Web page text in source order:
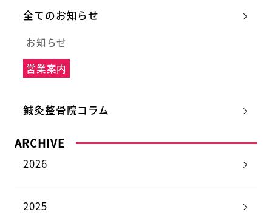
全てのお知らせ
お知らせ
営業案内
鍼灸整骨院コラム
ARCHIVE
2026
2025